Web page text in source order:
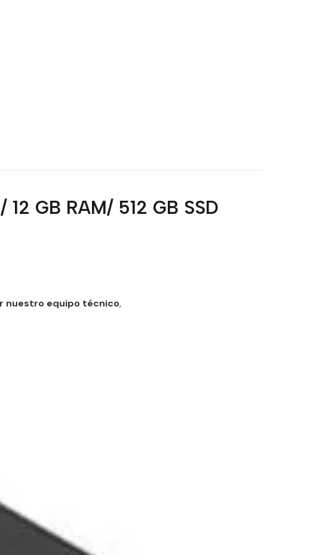
GB RAM/ 512 GB SSD
nuestro equipo técnico,